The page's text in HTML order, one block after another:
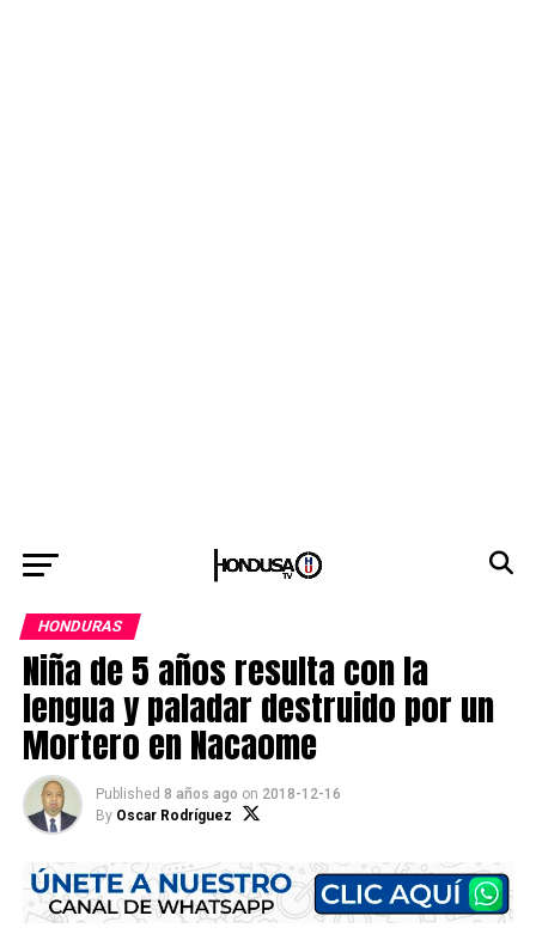
HONDURAS
Niña de 5 años resulta con la
lengua y paladar destruido por un
Mortero en Nacaome
Published 8 años ago on 2018-12-16
By Oscar Rodríguez